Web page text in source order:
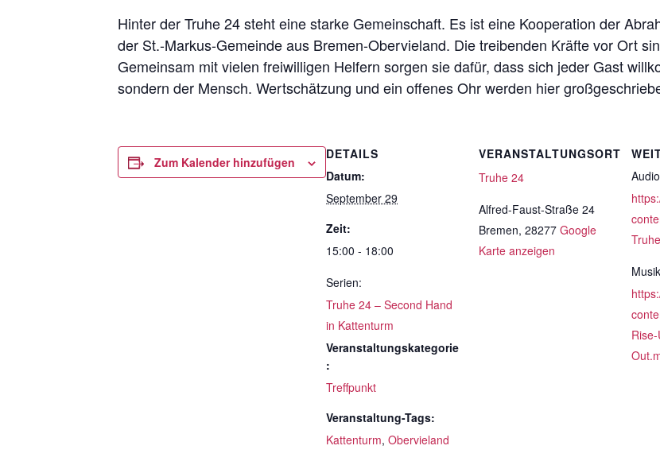
Hinter der Truhe 24 steht eine starke Gemeinschaft. Es ist eine Kooperation der
der St.-Markus-Gemeinde aus Bremen-Obervieland. Die treibenden Kräfte vor Ort
Gemeinsam mit vielen freiwilligen Helfern sorgen sie dafür, dass sich jeder Gast
sondern der Mensch. Wertschätzung und ein offenes Ohr werden hier
Zum Kalender hinzufügen
DETAILS
Datum:
September 29
Zeit:
15:00 - 18:00
Serien:
Truhe 24 – Second Hand
in Kattenturm
Veranstaltungskategorie
:
Treffpunkt
Veranstaltung-Tags:
Kattenturm, Obervieland
VERANSTALTUNGSORT
Truhe 24
Alfred-Faust-Straße 24
Bremen, 28277 Google
Karte anzeigen